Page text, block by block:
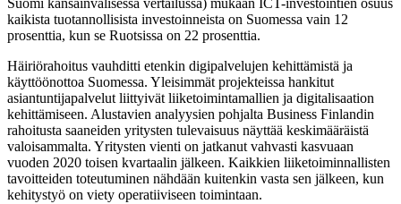
Suomi kansainvälisessä vertailussa) mukaan ICT-investointien osuus
kaikista tuotannollisista investoinneista on Suomessa vain 12
prosenttia, kun se Ruotsissa on 22 prosenttia.
Häiriörahoitus vauhditti etenkin digipalvelujen kehittämistä ja
käyttöönottoa Suomessa. Yleisimmät projekteissa hankitut
asiantuntijapalvelut liittyivät liiketoimintamallien ja digitalisaation
kehittämiseen. Alustavien analyysien pohjalta Business Finlandin
rahoitusta saaneiden yritysten tulevaisuus näyttää keskimääräistä
valoisammalta. Yritysten vienti on jatkanut vahvasti kasvuaan
vuoden 2020 toisen kvartaalin jälkeen. Kaikkien liiketoiminnallisten
tavoitteiden toteutuminen nähdään kuitenkin vasta sen jälkeen, kun
kehitystyö on viety operatiiviseen toimintaan.